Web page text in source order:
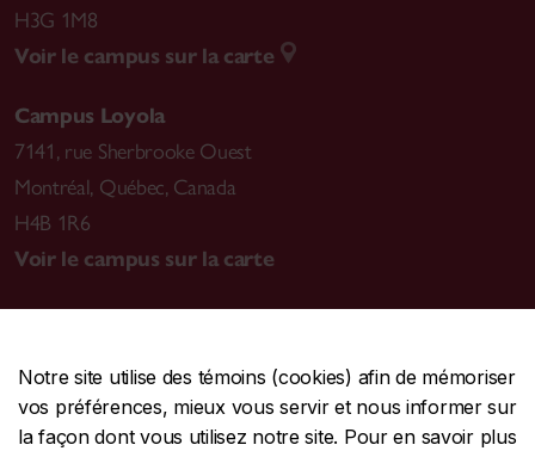
Notre site utilise des témoins (cookies) afin de mémoriser
vos préférences, mieux vous servir et nous informer sur
la façon dont vous utilisez notre site. Pour en savoir plus
H3G 1M8
Voir le campus sur la carte
Campus Loyola
7141, rue Sherbrooke Ouest
Montréal, Québec, Canada
H4B 1R6
Voir le campus sur la carte
CENTRALE514-848-2424
URGENCE514-848-3717